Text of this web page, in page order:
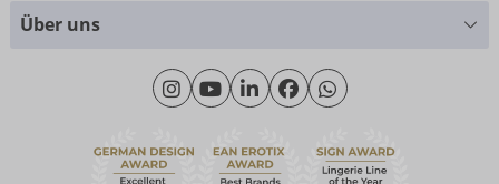
Montag - Donnerstag: 09:00 - 16:00 Uhr
Freitag: 09:00 - 15:00 Uhr
Kontakt
Über uns
Wir über uns
Nachhaltigkeit
eroFame